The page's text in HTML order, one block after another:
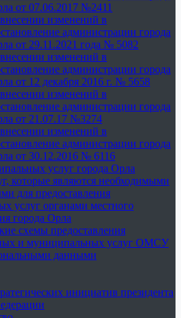
от 07.06.2017 №2411
изменений в
администрации города
от 29.11.2021 года № 5082
изменений в
администрации города
от 12 декабря 2016 г. № 5658
изменений в
администрации города
от 21.07.17 №3274
изменений в
администрации города
от 30.12.2016 № 6116
услуг города Орла
которые являются необходимыми
для предоставления
услуг органами местного
города Орла
схемы предоставления
и муниципальных услуг ОМСУ
данными
инициатив президента